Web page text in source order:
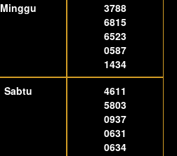
Minggu
3788
6815
6523
0587
1434
Sabtu
4611
5803
0937
0631
0634